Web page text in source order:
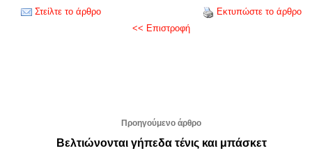
Στείλτε το άρθρο
Εκτυπώστε το άρθρο
<< Επιστροφή
Προηγούμενο άρθρο
Βελτιώνονται γήπεδα τένις και μπάσκετ